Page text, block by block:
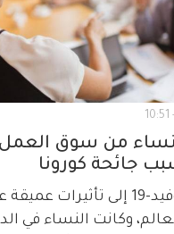
من سوق العمل
جائحة كورونا
أدت جائحة كوفيد-19 إلى
وكانت النساء في